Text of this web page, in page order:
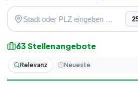
63Stellenangebote
Relevanz Neueste